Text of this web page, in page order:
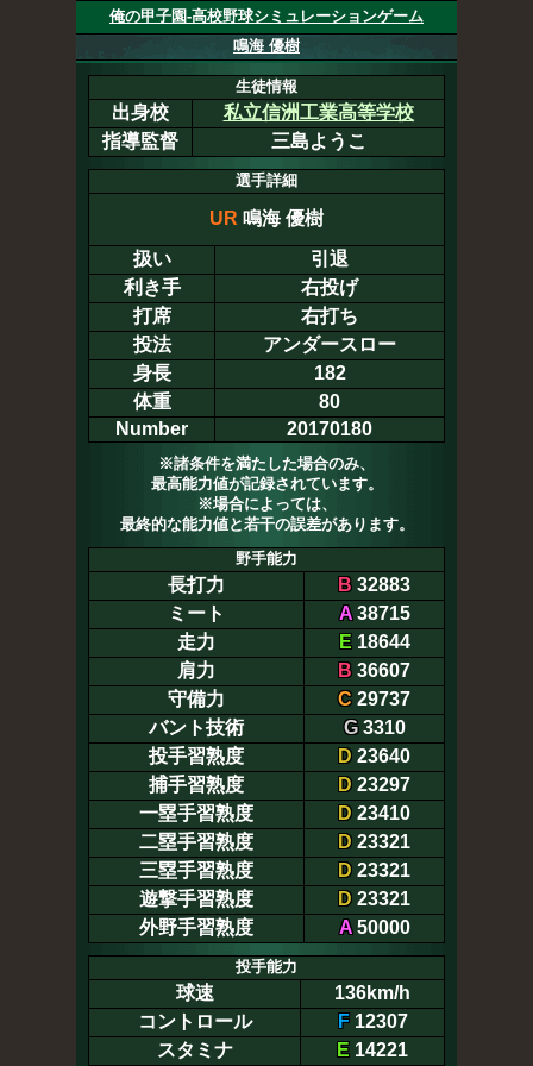
俺の甲子園-高校野球シミュレーションゲーム
鳴海 優樹
生徒情報
出身校
私立信洲工業高等学校
指導監督
三島ようこ
選手詳細
UR 鳴海 優樹
扱い
引退
利き手
右投げ
打席
右打ち
投法
アンダースロー
身長
182
体重
80
Number
20170180
※諸条件を満たした場合のみ、
最高能力値が記録されています。
※場合によっては、
最終的な能力値と若干の誤差があります。
野手能力
長打力 B 32883
ミート
A38715
走力
E18644
肩力
B 36607
守備力
C 29737
バント技術
G3310
投手習熟度
D 23640
捕手習熟度
D 23297
一塁手習熟度
D 23410
二塁手習熟度
D 23321
三塁手習熟度
D 23321
遊撃手習熟度
D 23321
外野手習熟度
A50000
投手能力
球速
136km/h
コントロール
F12307
スタミナ
E 14221